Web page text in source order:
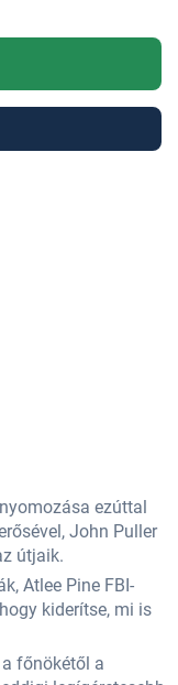
ezúttal
John Puller
útjaik.
Atlee Pine FBI-
kiderítse, mi is
főnökétől a